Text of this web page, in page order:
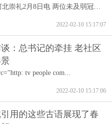
新华社河北崇礼2月8日电 两位未及弱冠的...
2022-02-10 15:17:07
：总书记的牵挂 老社区
tv people com...
2022-02-10 15:17:06
用的这些古语展现了春